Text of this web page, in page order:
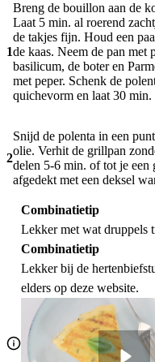
1
Breng de bouillon aan de
Laat 5 min. al roerend
de takjes fijn. Houd een
de kaas. Neem de pan met
basilicum, de boter en
met peper. Schenk de
quichevorm en laat 30
2
Snijd de polenta in een
olie. Verhit de grillpan
delen 5-6 min. of tot je
afgedekt met een deksel
Combinatietip
Lekker met wat druppels
Combinatietip
Lekker bij de
elders op deze website.